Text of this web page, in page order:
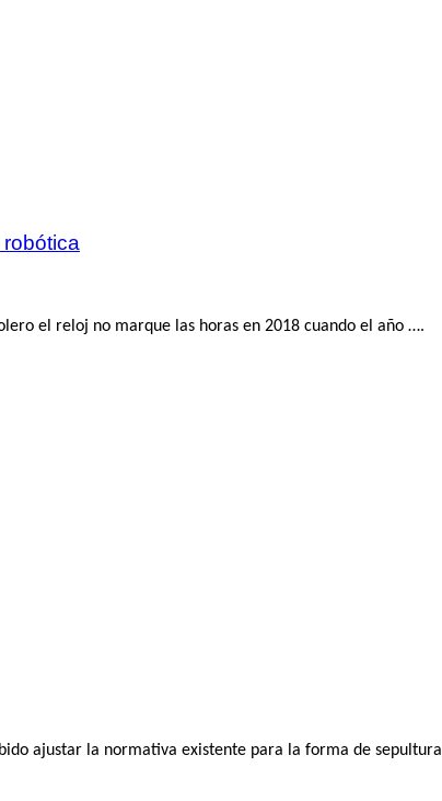
el reloj no marque las horas en 2018 cuando el año ….
ajustar la normativa existente para la forma de